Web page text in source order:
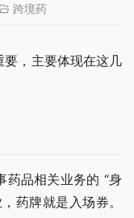
跨境药
要，主要体现在这几
药品相关业务的 “身
药牌就是入场券。